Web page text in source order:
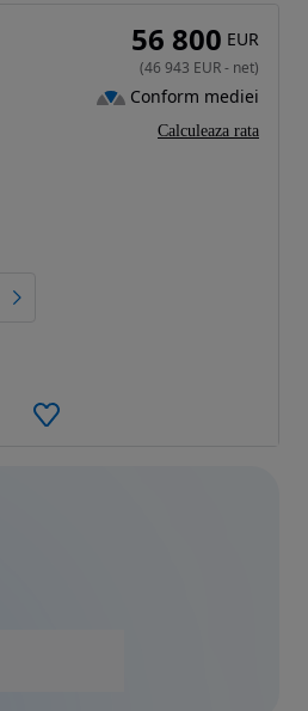
56 800 EUR
(46 943 EUR- net)
Conform mediei
Calculeaza rata